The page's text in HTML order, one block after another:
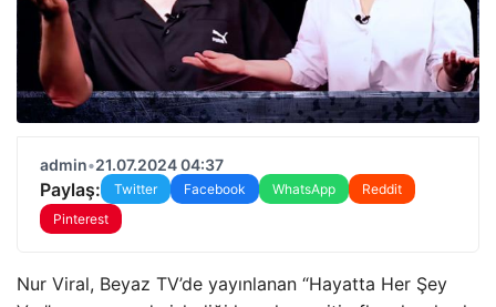
admin•21.07.2024 04:37
Paylaş: Twitter Facebook WhatsApp
Reddit
Pinterest
Nur Viral, Beyaz TV’de yayınlanan “Hayatta Her Şey